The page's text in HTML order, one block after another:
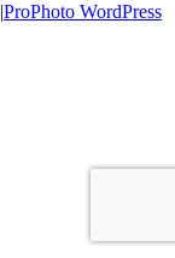
|ProPhoto WordPress